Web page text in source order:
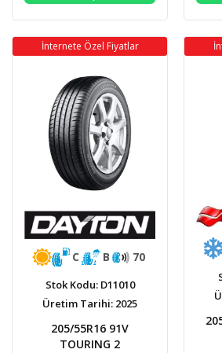
İnternete Özel Fiyatlar
C B 70
Stok Kodu: D11010
Üretim Tarihi: 2025
205/55R16 91V
TOURING 2